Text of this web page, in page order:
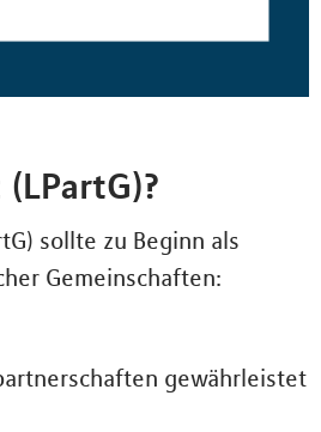
sollte zu Beginn als
Gemeinschaften:
gewährleistet